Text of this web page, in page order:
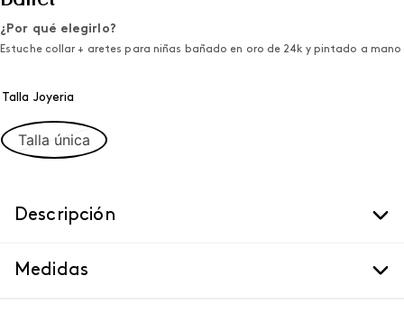
¿Por qué elegirlo?
Estuche collar + aretes para niñas bañado en oro de 24k y pintado a mano
Talla Joyeria
Talla única
Descripción
Medidas